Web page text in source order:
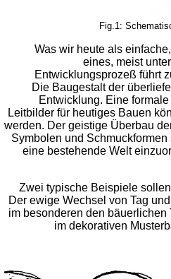
Fig.1:
Was wir heute als
eines, meist
Entwicklungsprozeß führt
Die Baugestalt der
Entwicklung. Eine
Leitbilder für heutiges Bauen
werden. Der geistige Überbau
Symbolen und
eine bestehende Welt
Zwei typische Beispiele
Der ewige Wechsel von Tag
im besonderen den
im dekorativen